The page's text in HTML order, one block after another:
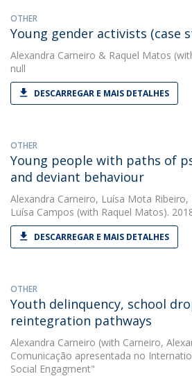
OTHER
Young gender activists (case
Alexandra Carneiro & Raquel Matos
null
DESCARREGAR E MAIS DETALHES
OTHER
Young people with paths of
and deviant behaviour
Alexandra Carneiro, Luísa Mota Ribeiro,
Luísa Campos (with Raquel Matos).
DESCARREGAR E MAIS DETALHES
OTHER
Youth delinquency, school
reintegration pathways
Alexandra Carneiro (with Carneiro,
Comunicação apresentada no
Social Engagment"